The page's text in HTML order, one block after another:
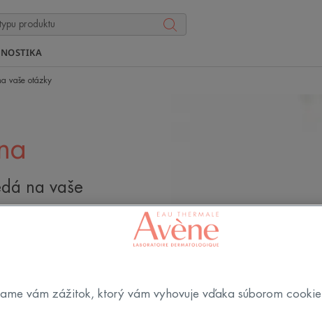
vaše otázky
na vaše
je citlivá po
sa o ňu starať?
pokožka,
vám zážitok, ktorý vám vyhovuje vďaka súborom cookie